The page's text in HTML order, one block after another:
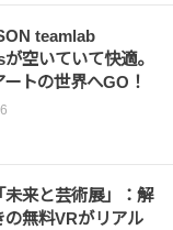
teamlab
空いていて快適。
トの世界へGO！
未来と芸術展」：解
の無料VRがリアル